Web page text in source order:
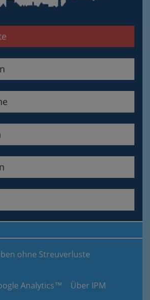
ohne Streuverluste
Analytics™ Über IPM